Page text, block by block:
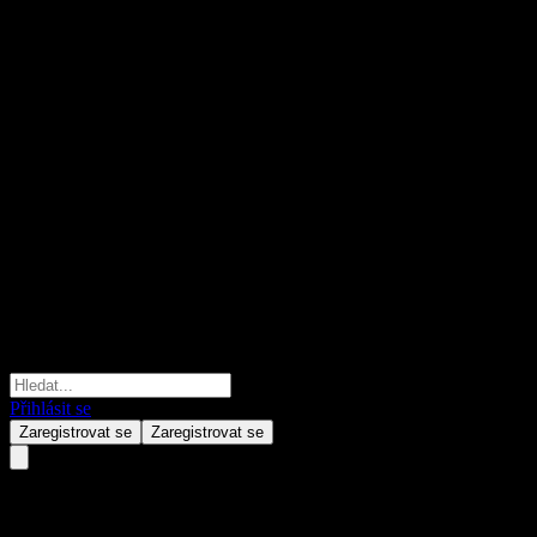
Přihlásit se
Zaregistrovat se Zaregistrovat se